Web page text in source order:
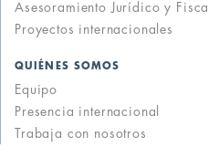
Asesoramiento Jurídico y Fiscal
Proyectos internacionales
QUIÉNES SOMOS
Equipo
Presencia internacional
Trabaja con nosotros